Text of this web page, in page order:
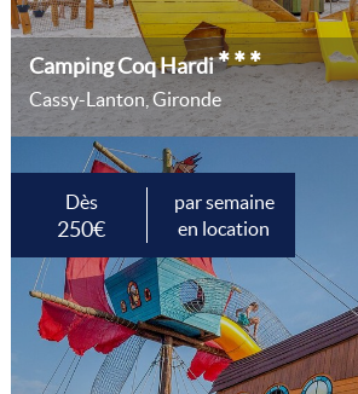
Camping Coq Hardi***
Cassy-Lanton, Gironde
Dès
250€
par semaine
en location